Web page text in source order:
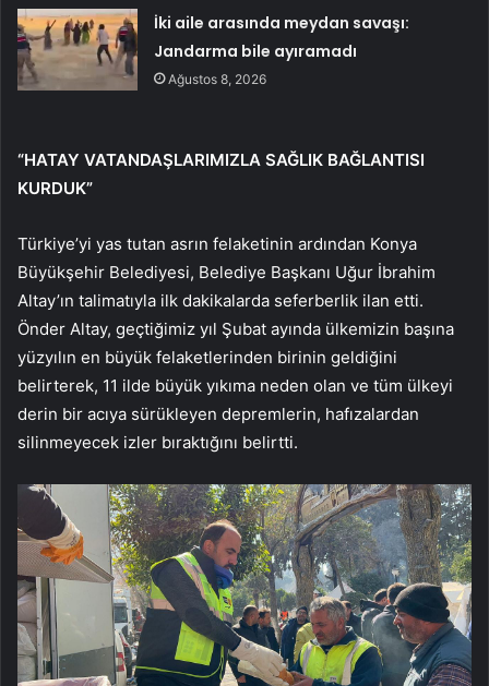
İki aile arasında meydan savaşı:
Jandarma bile ayıramadı
Ağustos 8, 2026
“HATAY VATANDAŞLARIMIZLA SAĞLIK BAĞLANTISI
KURDUK”
Türkiye’yi yas tutan asrın felaketinin ardından Konya
Büyükşehir Belediyesi, Belediye Başkanı Uğur İbrahim
Altay’ın talimatıyla ilk dakikalarda seferberlik ilan etti.
Önder Altay, geçtiğimiz yıl Şubat ayında ülkemizin başına
yüzyılın en büyük felaketlerinden birinin geldiğini
belirterek, 11 ilde büyük yıkıma neden olan ve tüm ülkeyi
derin bir acıya sürükleyen depremlerin, hafızalardan
silinmeyecek izler bıraktığını belirtti.